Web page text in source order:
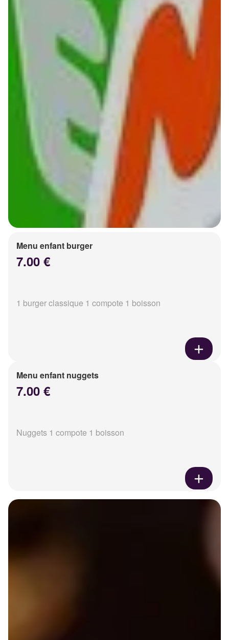
Menu enfant burger
7.00 €
1 burger classique 1 compote 1 boisson
Menu enfant nuggets
7.00 €
Nuggets 1 compote 1 boisson